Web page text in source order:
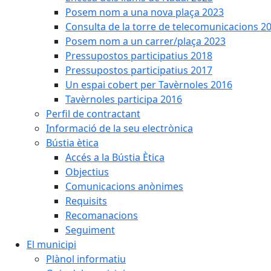
Posem nom a una nova plaça 2023
Consulta de la torre de telecomunicacions
Posem nom a un carrer/plaça 2023
Pressupostos participatius 2018
Pressupostos participatius 2017
Un espai cobert per Tavèrnoles 2016
Tavèrnoles participa 2016
Perfil de contractant
Informació de la seu electrònica
Bústia ètica
Accés a la Bústia Ètica
Objectius
Comunicacions anònimes
Requisits
Recomanacions
Seguiment
El municipi
Plànol informatiu